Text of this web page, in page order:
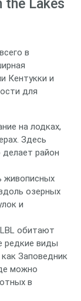
the Lakes
в
Кентукки и
для
на лодках,
Здесь
район
живописных
озерных
и
обитают
редкие виды
Заповедник
можно
в